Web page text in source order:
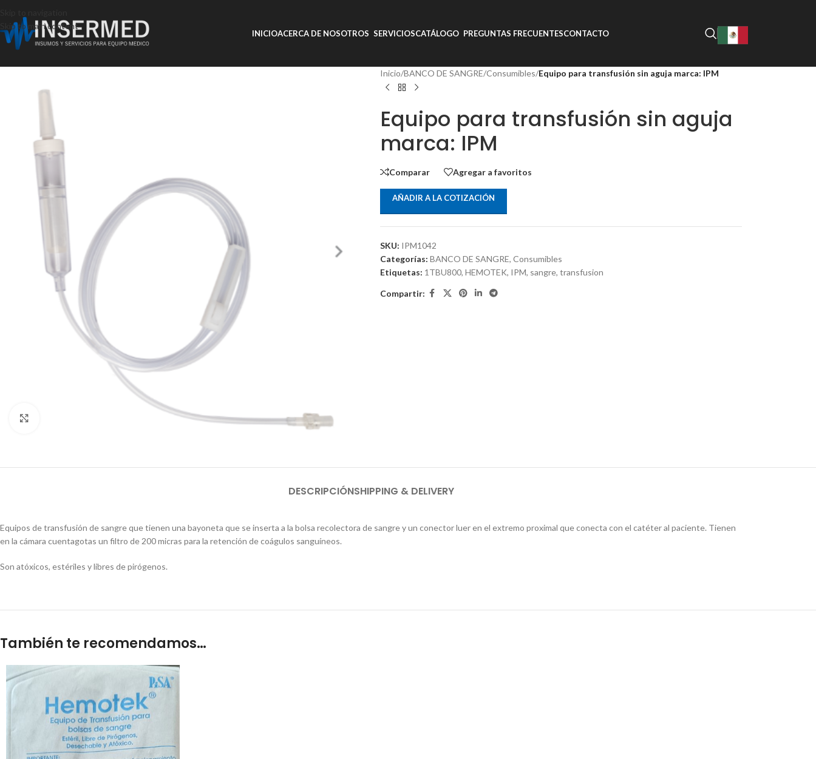
Skip to main content
INICIOACERCA DE NOSOTROS SERVICIOSCATÁLOGO PREGUNTAS FRECUENTESCONTACTO
Inicio/BANCO DE SANGRE/Consumibles/Equipo para transfusión sin aguja marca: IPM
Equipo para transfusión sin aguja
marca: IPM
Comparar Agregar a favoritos
AÑADIR A LA COTIZACIÓN
SKU: IPM1042
Categorías: BANCO DE SANGRE, Consumibles
Etiquetas: 1TBU800, HEMOTEK, IPM, sangre, transfusion
Compartir:
DESCRIPCIÓNSHIPPING & DELIVERY
Equipos de transfusión de sangre que tienen una bayoneta que se inserta a la bolsa recolectora de sangre y un conector luer en el extremo proximal que conecta con el catéter al paciente. Tienen
en la cámara cuentagotas un filtro de 200 micras para la retención de coágulos sanguíneos.
Son atóxicos, estériles y libres de pirógenos.
También te recomendamos…